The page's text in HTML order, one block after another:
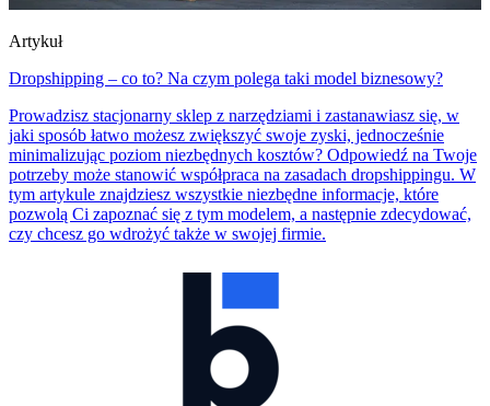
Artykuł
Dropshipping – co to? Na czym polega taki model biznesowy?
Prowadzisz stacjonarny sklep z narzędziami i zastanawiasz się, w
jaki sposób łatwo możesz zwiększyć swoje zyski, jednocześnie
minimalizując poziom niezbędnych kosztów? Odpowiedź na Twoje
potrzeby może stanowić współpraca na zasadach dropshippingu. W
tym artykule znajdziesz wszystkie niezbędne informacje, które
pozwolą Ci zapoznać się z tym modelem, a następnie zdecydować,
czy chcesz go wdrożyć także w swojej firmie.